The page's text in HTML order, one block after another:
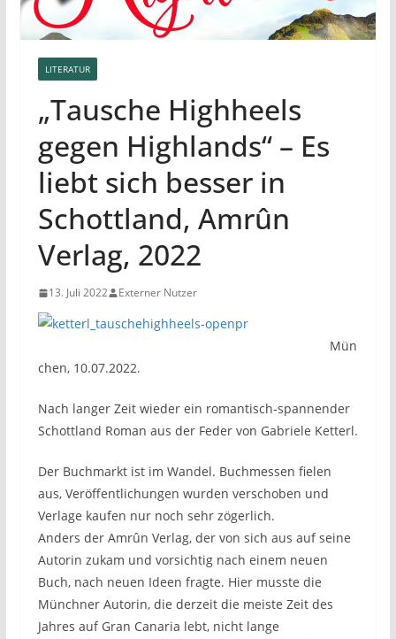
LITERATUR
„Tausche Highheels
gegen Highlands“ – Es
liebt sich besser in
Schottland, Amrûn
Verlag, 2022
13. Juli 2022 Externer Nutzer
Mün
chen, 10.07.2022.
Nach langer Zeit wieder ein romantisch-spannender
Schottland Roman aus der Feder von Gabriele Ketterl.
Der Buchmarkt ist im Wandel. Buchmessen fielen
aus, Veröffentlichungen wurden verschoben und
Verlage kaufen nur noch sehr zögerlich.
Anders der Amrûn Verlag, der von sich aus auf seine
Autorin zukam und vorsichtig nach einem neuen
Buch, nach neuen Ideen fragte. Hier musste die
Münchner Autorin, die derzeit die meiste Zeit des
Jahres auf Gran Canaria lebt, nicht lange